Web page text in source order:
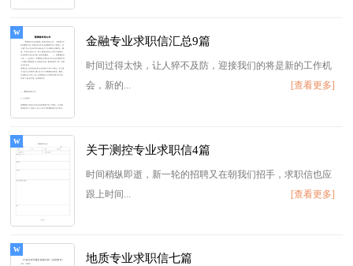
金融专业求职信汇总9篇
时间过得太快，让人猝不及防，迎接我们的将是新的工作机
会，新的...
[查看更多]
关于测控专业求职信4篇
时间稍纵即逝，新一轮的招聘又在朝我们招手，求职信也应
跟上时间...
[查看更多]
地质专业求职信七篇